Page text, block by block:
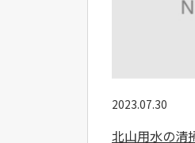
2023.07.30
北山用水の清